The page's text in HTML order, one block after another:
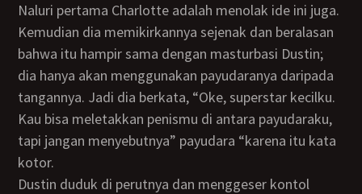
Naluri pertama Charlotte adalah menolak ide ini juga.
Kemudian dia memikirkannya sejenak dan beralasan
bahwa itu hampir sama dengan masturbasi Dustin;
dia hanya akan menggunakan payudaranya daripada
tangannya. Jadi dia berkata, “Oke, superstar kecilku.
Kau bisa meletakkan penismu di antara payudaraku,
tapi jangan menyebutnya” payudara “karena itu kata
kotor.
Dustin duduk di perutnya dan menggeser kontol